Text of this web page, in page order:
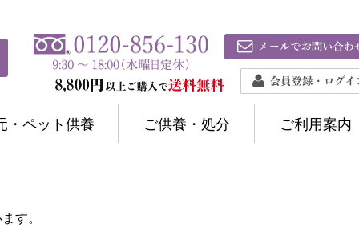
・ペット供養 ご供養・処分 ご利用案内
す。